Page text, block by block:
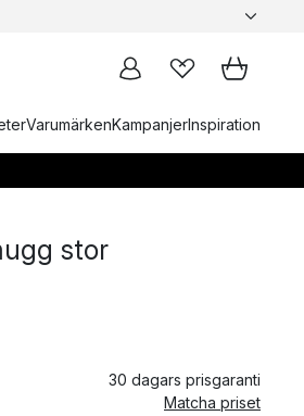
VarumärkenKampanjerInspiration
stor
30 dagars prisgaranti
Matcha priset